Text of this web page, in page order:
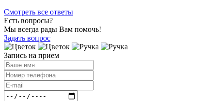
Смотреть все ответы
Есть вопросы?
Мы всегда рады Вам помочь!
Задать вопрос
Запись на прием